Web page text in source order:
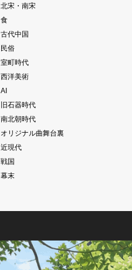
北宋・南宋
食
古代中国
民俗
室町時代
西洋美術
AI
旧石器時代
南北朝時代
オリジナル曲舞台裏
近現代
戦国
幕末